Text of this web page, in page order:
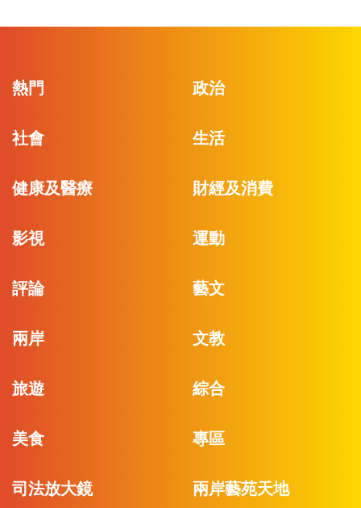
熱門 政治
社會 生活
健康及醫療 財經及消費
影視 運動
評論 藝文
兩岸 文教
旅遊 綜合
美食 專區
司法放大鏡 兩岸藝苑天地